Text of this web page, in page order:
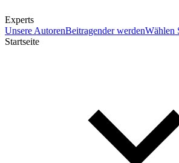
Experts
Unsere AutorenBeitragender werdenWählen
Startseite